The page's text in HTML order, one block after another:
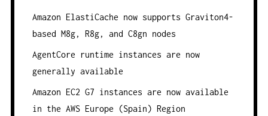
Amazon ElastiCache now supports Graviton4-
based M8g, R8g, and C8gn nodes
AgentCore runtime instances are now
generally available
Amazon EC2 G7 instances are now available
in the AWS Europe (Spain) Region